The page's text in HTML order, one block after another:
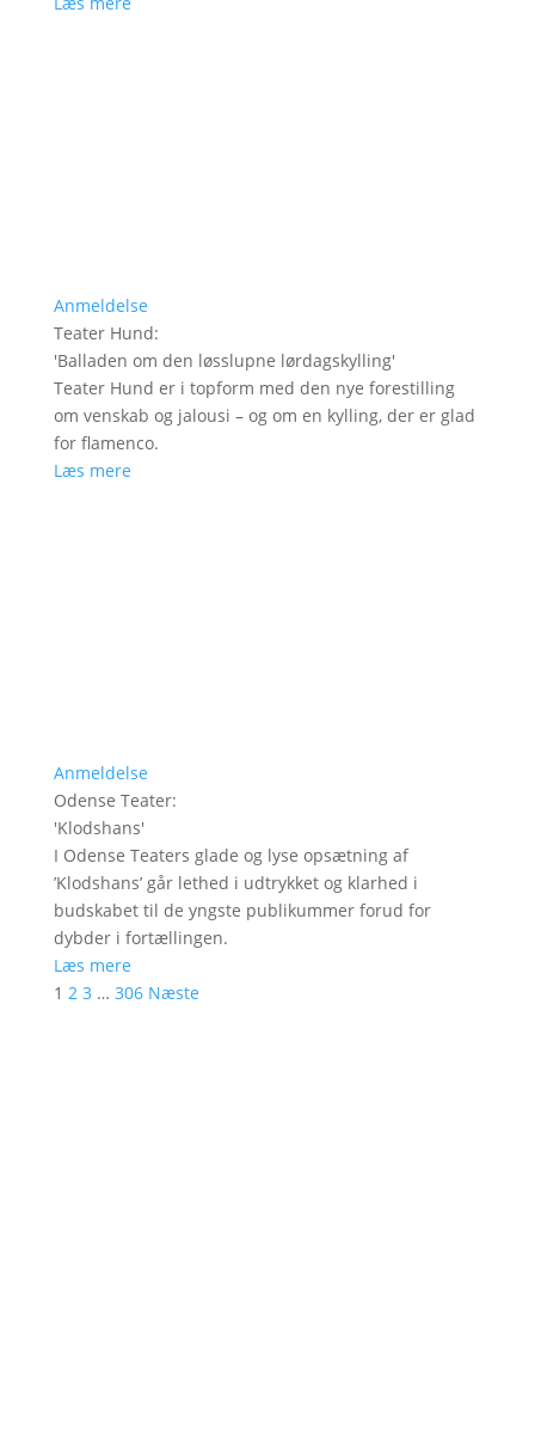
Anmeldelse
Teater Hund:
'Balladen om den løsslupne lørdagskylling'
Teater Hund er i topform med den nye forestilling
om venskab og jalousi – og om en kylling, der er glad
for flamenco.
Læs mere
Anmeldelse
Odense Teater:
'Klodshans'
I Odense Teaters glade og lyse opsætning af
’Klodshans’ går lethed i udtrykket og klarhed i
budskabet til de yngste publikummer forud for
dybder i fortællingen.
Læs mere
1 2 3 … 306 Næste